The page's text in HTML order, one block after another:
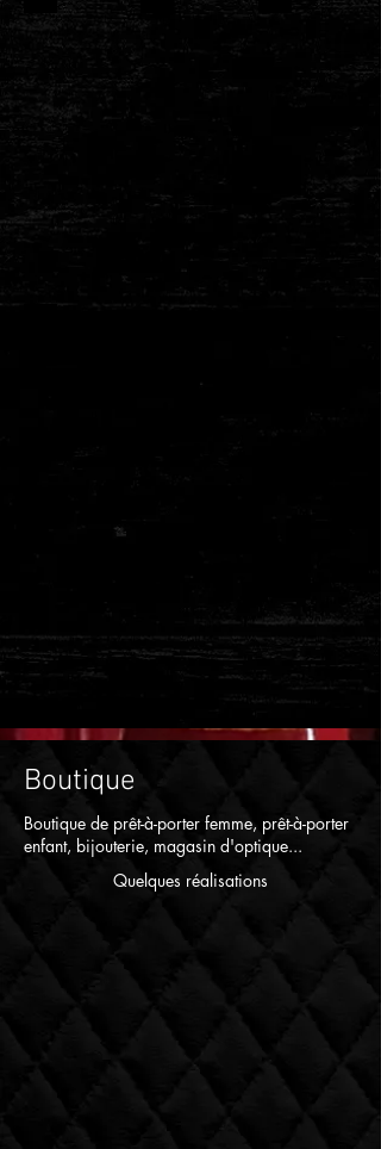
Boutique
Boutique de prêt-à-porter femme, prêt-à-porter
enfant, bijouterie, magasin d'optique...
Quelques réalisations